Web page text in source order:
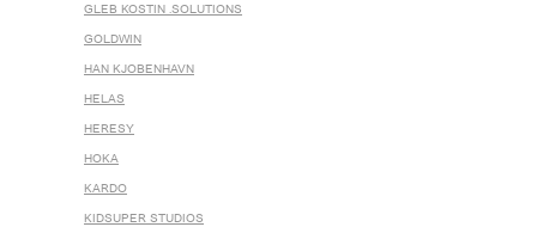
GLEB KOSTIN .SOLUTIONS
GOLDWIN
HAN KJOBENHAVN
HELAS
HERESY
HOKA
KARDO
KIDSUPER STUDIOS